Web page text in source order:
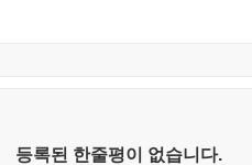
등록된 한줄평이 없습니다.